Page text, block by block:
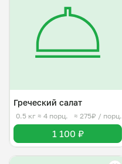
Греческий салат
0.5 кг ≈ 4 порц. ≈ 275₽ / порц.
1 100 ₽